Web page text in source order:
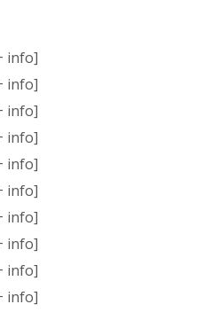
info]
info]
info]
info]
info]
info]
info]
info]
info]
info]